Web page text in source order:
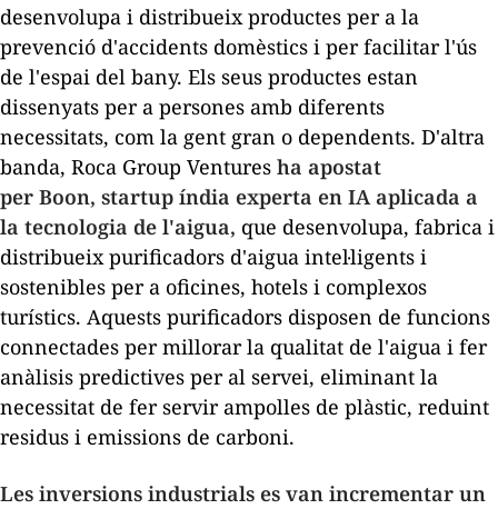
desenvolupa i distribueix productes per a la
prevenció d'accidents domèstics i per facilitar l'ús
de l'espai del bany. Els seus productes estan
dissenyats per a persones amb diferents
necessitats, com la gent gran o dependents. D'altra
banda, Roca Group Ventures ha apostat
per Boon, startup índia experta en IA aplicada a
la tecnologia de l'aigua, que desenvolupa, fabrica i
distribueix purificadors d'aigua intel·ligents i
sostenibles per a oficines, hotels i complexos
turístics. Aquests purificadors disposen de funcions
connectades per millorar la qualitat de l'aigua i fer
anàlisis predictives per al servei, eliminant la
necessitat de fer servir ampolles de plàstic, reduint
residus i emissions de carboni.
Les inversions industrials es van incrementar un